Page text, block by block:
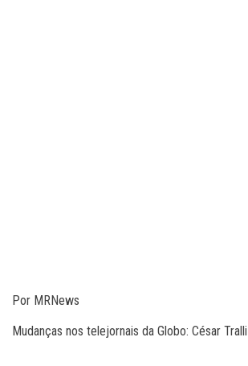
Por MRNews
Mudanças nos telejornais da Globo: César